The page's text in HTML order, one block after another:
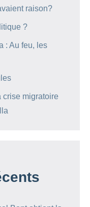
raison?
?
: Au feu, les
crise migratoire